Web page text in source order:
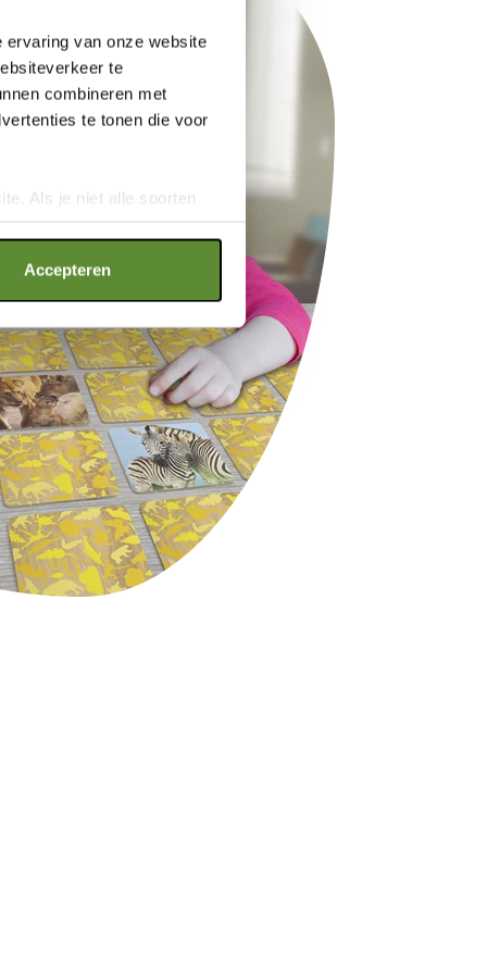
van onze website
te
combineren met
te tonen die voor
Als je niet alle soorten
wat wel gevolgen kan
Accepteren